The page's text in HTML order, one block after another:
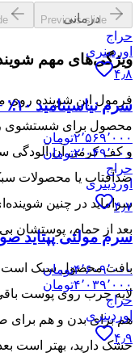
درمانی
ویژگی‌های مهم
محصول برای شستشوی
و کف کرمی آن آلودگی
ضدآفتاب یا محصولات
سراماید در چنین
بعد از حمام، پوستشان
بافت محصول سبک است و
لایه چرب روی پوست
هم برای بدن و هم برای
خشک دارید، بهتر است
Previous slide
حراج
اوردینری
۴٫۸
سرم نیاسینامید ۱۰٪ + زینک ۱٪ اوردینری
۲٬۵۶۹٬۰۰۰تومان
۲٬۰۴۹٬۰۰۰تومان
حراج
اوردینری
۴٫۷
سرم مولتی پپتاید
۴٬۶۰۹٬۰۰۰تومان
۴٬۰۳۹٬۰۰۰تومان
حراج
اوردینری
۴٫۹